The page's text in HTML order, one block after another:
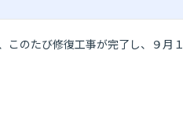
のたび修復工事が完了し、９月